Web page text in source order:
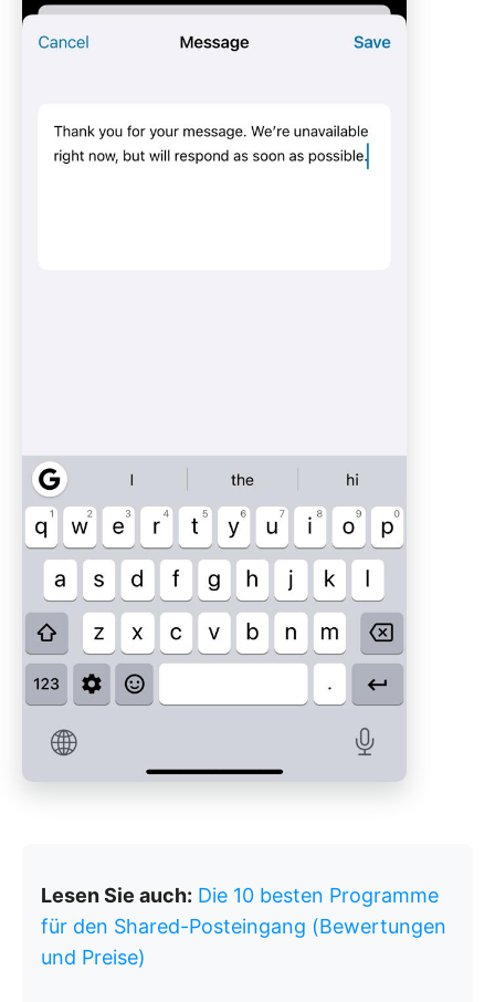
Lesen Sie auch: Die 10 besten Programme
für den Shared-Posteingang (Bewertungen
und Preise)